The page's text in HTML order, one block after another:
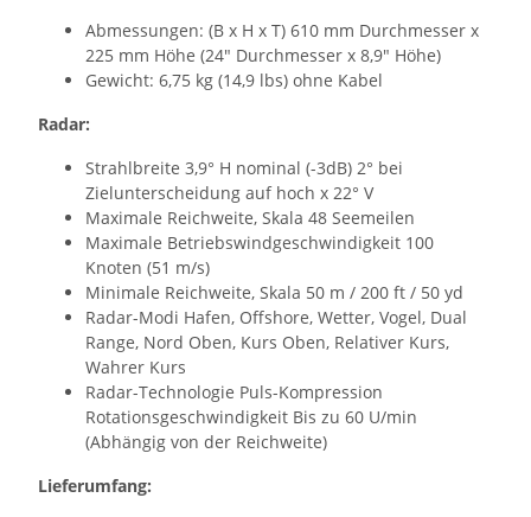
Abmessungen: (B x H x T) 610 mm Durchmesser x
225 mm Höhe (24" Durchmesser x 8,9" Höhe)
Gewicht: 6,75 kg (14,9 lbs) ohne Kabel
Radar:
Strahlbreite 3,9° H nominal (-3dB) 2° bei
Zielunterscheidung auf hoch x 22° V
Maximale Reichweite, Skala 48 Seemeilen
Maximale Betriebswindgeschwindigkeit 100
Knoten (51 m/s)
Minimale Reichweite, Skala 50 m / 200 ft / 50 yd
Radar-Modi Hafen, Offshore, Wetter, Vogel, Dual
Range, Nord Oben, Kurs Oben, Relativer Kurs,
Wahrer Kurs
Radar-Technologie Puls-Kompression
Rotationsgeschwindigkeit Bis zu 60 U/min
(Abhängig von der Reichweite)
Lieferumfang: